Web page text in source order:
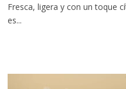
Fresca, ligera y con un toque
es...